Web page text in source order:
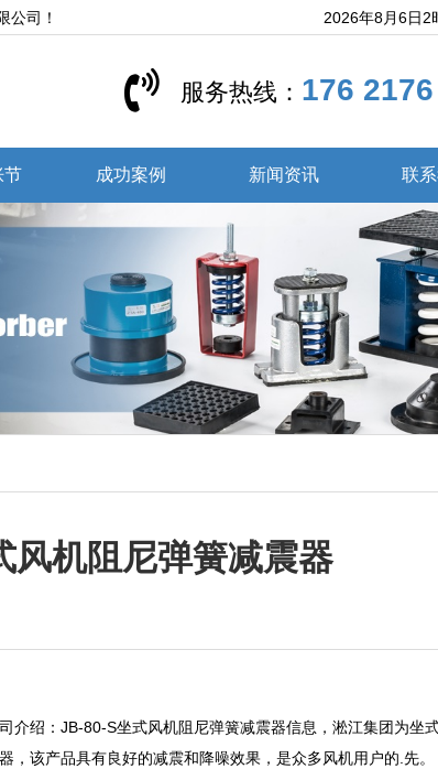
公司！ 2026年8月6日2
服务热线： 176
节 成功案例 新闻资讯 联
风机阻尼弹簧减震器
介绍：JB-80-S坐式风机阻尼弹簧减震器信息，淞江集团为坐
，该产品具有良好的减震和降噪效果，是众多风机用户的.先。